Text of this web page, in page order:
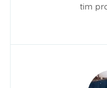
tim